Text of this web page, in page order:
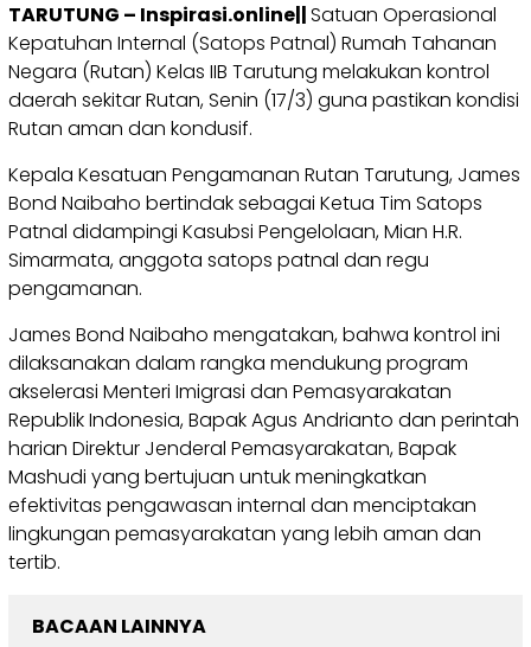
TARUTUNG – Inspirasi.online||Satuan Operasional
Kepatuhan Internal (Satops Patnal) Rumah Tahanan
Negara (Rutan) Kelas IIB Tarutung melakukan kontrol
daerah sekitar Rutan, Senin (17/3) guna pastikan kondisi
Rutan aman dan kondusif.
Kepala Kesatuan Pengamanan Rutan Tarutung, James
Bond Naibaho bertindak sebagai Ketua Tim Satops
Patnal didampingi Kasubsi Pengelolaan, Mian H.R.
Simarmata, anggota satops patnal dan regu
pengamanan.
James Bond Naibaho mengatakan, bahwa kontrol ini
dilaksanakan dalam rangka mendukung program
akselerasi Menteri Imigrasi dan Pemasyarakatan
Republik Indonesia, Bapak Agus Andrianto dan perintah
harian Direktur Jenderal Pemasyarakatan, Bapak
Mashudi yang bertujuan untuk meningkatkan
efektivitas pengawasan internal dan menciptakan
lingkungan pemasyarakatan yang lebih aman dan
tertib.
BACAAN LAINNYA